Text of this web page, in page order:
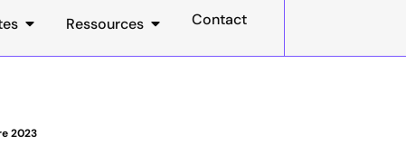
Ressources Contact
2023